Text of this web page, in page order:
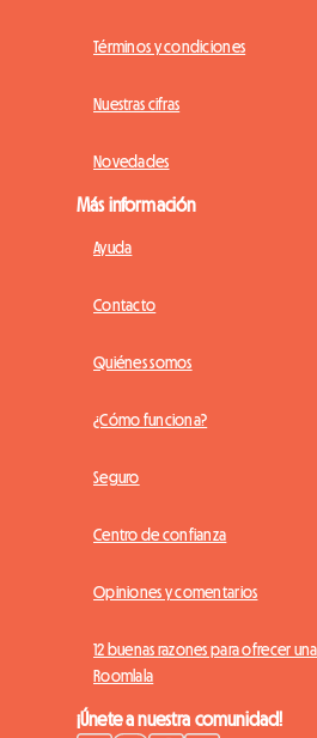
Términos y condiciones
Nuestras cifras
Novedades
Más información
Ayuda
Contacto
Quiénes somos
¿Cómo funciona?
Seguro
Centro de confianza
Opiniones y comentarios
12 buenas razones para ofrecer
Roomlala
¡Únete a nuestra comunidad!